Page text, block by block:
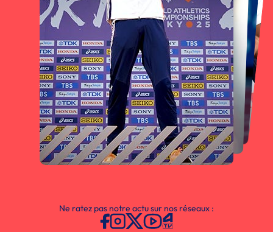
Ne ratez pas notre actu sur nos réseaux :